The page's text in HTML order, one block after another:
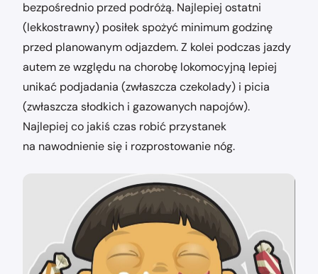
bezpośrednio przed podróżą. Najlepiej ostatni
(lekkostrawny) posiłek spożyć minimum godzinę
przed planowanym odjazdem. Z kolei podczas jazdy
autem ze względu na chorobę lokomocyjną lepiej
unikać podjadania (zwłaszcza czekolady) i picia
(zwłaszcza słodkich i gazowanych napojów).
Najlepiej co jakiś czas robić przystanek
na nawodnienie się i rozprostowanie nóg.